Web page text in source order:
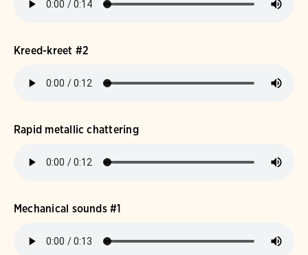
Kreed-kreet #2
Rapid metallic chattering
Mechanical sounds #1